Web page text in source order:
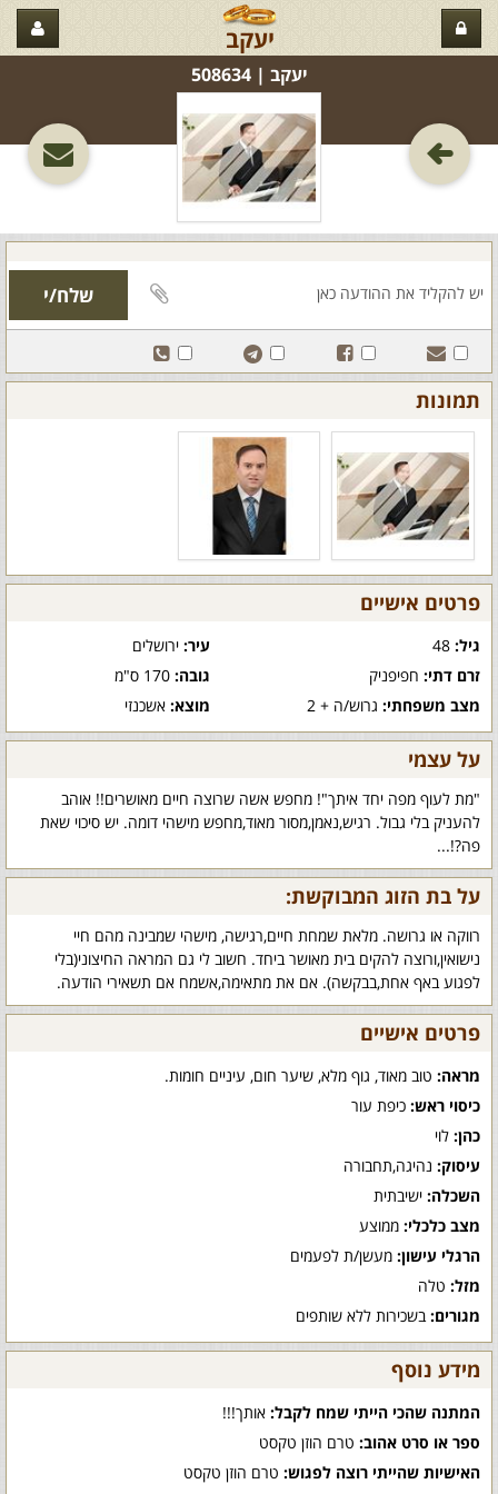
יעקב
יעקב‏ | 508634
תמונות
פרטים אישיים
גיל: עיר:ירושלים
זרם דתי: חפיפניק גובה:170 ס"מ
מצב משפחתי: גרוש/ה + 2 מוצא:אשכנזי
על עצמי
"מת לעוף מפה יחד איתך"! מחפש אשה שרוצה חיים מאושרים!! אוהב
להעניק בלי גבול. רגיש,נאמן,מסור מאוד,מחפש מישהי דומה. יש סיכוי שאת
פה?!...
על בת הזוג המבוקשת:
רווקה או גרושה. מלאת שמחת חיים,רגישה, מישהי שמבינה מהם חיי
נישואין,ורוצה להקים בית מאושר ביחד. חשוב לי גם המראה החיצוני(בלי
לפגוע באף אחת,בבקשה). אם את מתאימה,אשמח אם תשאירי הודעה.
פרטים אישיים
מראה: טוב מאוד, גוף מלא, שיער חום, עיניים חומות.
כיסוי ראש: כיפת עור
כהן: לוי
עיסוק: נהיגה,תחבורה
השכלה: ישיבתית
מצב כלכלי: ממוצע
הרגלי עישון: מעשן/ת לפעמים
מזל: טלה
מגורים: בשכירות ללא שותפים
מידע נוסף
המתנה שהכי הייתי שמח לקבל: אותך!!!
ספר או סרט אהוב: טרם הוזן טקסט
האישיות שהייתי רוצה לפגוש: טרם הוזן טקסט